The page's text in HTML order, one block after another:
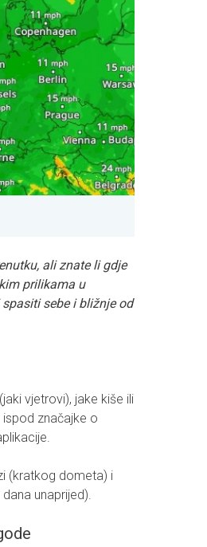
ali znate li gdje
prilikama u
sebe i bližnje od
vjetrovi), jake kiše ili
značajke o
(kratkog dometa) i
unaprijed).